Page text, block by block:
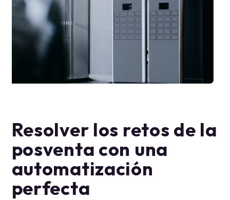
Resolver los retos de la
posventa con una
automatización
perfecta